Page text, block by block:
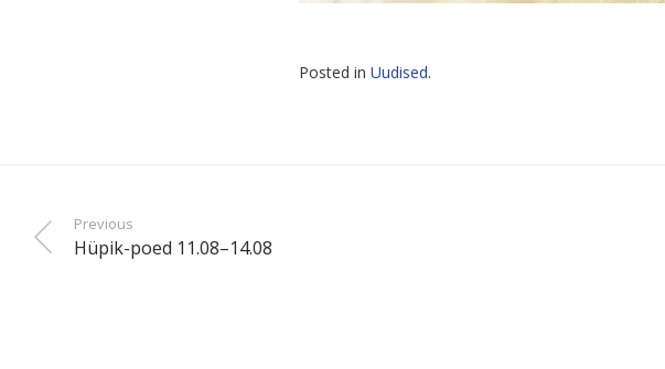
Posted in Uudised.
Previous
Hüpik-poed 11.08–14.08